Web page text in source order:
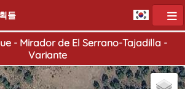
들
- Mirador de El Serrano-Tajadilla -
Variante